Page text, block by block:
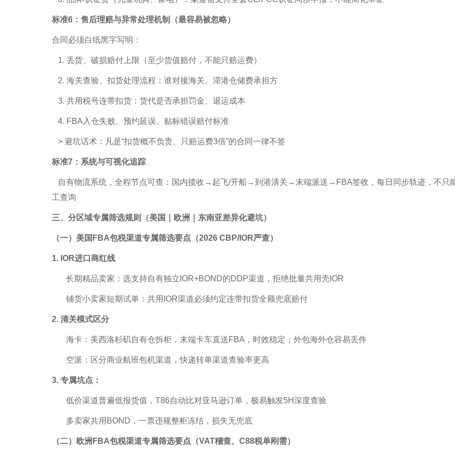
标准6：售后理赔与异常处理机制（最容易被忽略）
合同必须白纸黑字写明：
1. 丢货、破损赔付上限（至少货值赔付，不能只赔运费）
2. 海关查验、扣货处理流程：谁对接海关、滞港仓储费承担方
3. 共用税号连带扣货：货代是否承担罚金、退运成本
4. FBA入仓失败、预约延误、贴标错误赔付标准
> 避坑话术：凡是“扣货概不负责、只赔运费3倍”的合同一律不签
标准7：系统与可视化追踪
自有物流系统，全程节点可查：国内揽收→起飞/开船→到港清关→末端派送→FBA签收，每日同步轨迹，不只
工查询
三、分区域专属筛选规则（美国｜欧洲｜东南亚差异化避坑）
（一）美国FBA包税渠道专属筛选要点（2026 CBP/IOR严查）
1. IOR进口商红线
长期精品卖家：选支持自有独立IOR+BOND的DDP渠道，拒绝批量共用壳IOR
铺货小卖家短期试单：共用IOR渠道必须约定连带扣货全额兜底赔付
2. 清关模式区分
海卡：美西洛杉矶自有仓拆柜，末端卡车直送FBA，时效稳定；外包海外仓容易丢件
空派：区分商业航班包机渠道，快递转单渠道查验率更高
3. 专属坑点：
低价渠道普遍低报货值，T86自动比对亚马逊订单，极易触发5H深度查验
多卖家共用BOND，一票违规整柜冻结，损失无兜底
（二）欧洲FBA包税渠道专属筛选要点（VAT稽查、C88税单刚需）